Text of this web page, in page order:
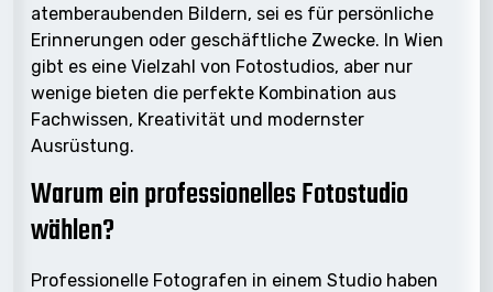
atemberaubenden Bildern, sei es für persönliche
Erinnerungen oder geschäftliche Zwecke. In Wien
gibt es eine Vielzahl von Fotostudios, aber nur
wenige bieten die perfekte Kombination aus
Fachwissen, Kreativität und modernster
Ausrüstung.
Warum ein professionelles Fotostudio
wählen?
Professionelle Fotografen in einem Studio haben